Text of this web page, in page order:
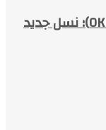
معرفی کرکره فولادی اوکر (OKER)؛ نسل جدید